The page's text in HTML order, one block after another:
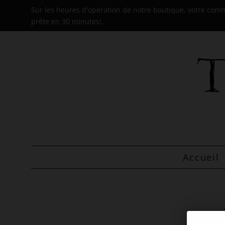
Sur les heures d'opération de notre boutique, votre
prête en 30 minutes!.
Accueil